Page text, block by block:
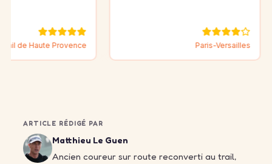
Provence Paris-Versailles
ARTICLE RÉDIGÉ PAR
Matthieu Le Guen
Ancien coureur sur route reconverti au trail,